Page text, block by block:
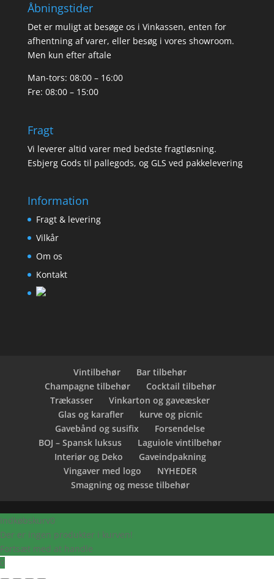
Åbningstider
Det er muligt at besøge os i Vinkassen, enten for
afhentning af varer, eller besøg i vores showroom.
Men kun efter aftale
Man-tors: 08:00 – 16:00
Fre: 08:00 – 15:00
Fragt
Vi leverer altid varer med bedste fragtløsning.
Esbjerg Gods til pallegods, og GLS ved pakkelevering
Information
Fragt & levering
Vilkår
Om os
Kontakt
Vintilbehør
Bar tilbehør
Champagne tilbehør
Cocktail tilbehør
Trækasser
Vinkarton og gaveæsker
Glas og karafler
kurve og picnic
Gavebånd og susifix
Forsendelse
BOJ – Spansk luksus
Laguiole vintilbehør
Interiør og Deko
Gaveindpakning
Vingaver med logo
NYHEDER
Smagning og messe tilbehør
Indkøbskurv0
Der er ingen produkter i kurven!
Fortsæt med at handle
0